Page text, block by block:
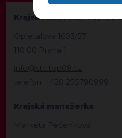
Krajská kancelář TOP 09
Opletalova 1603/57
110 00 Praha 1
info@stc.top09.cz
telefon: +420 255790999
Krajská manažerka
Markéta Pečenková